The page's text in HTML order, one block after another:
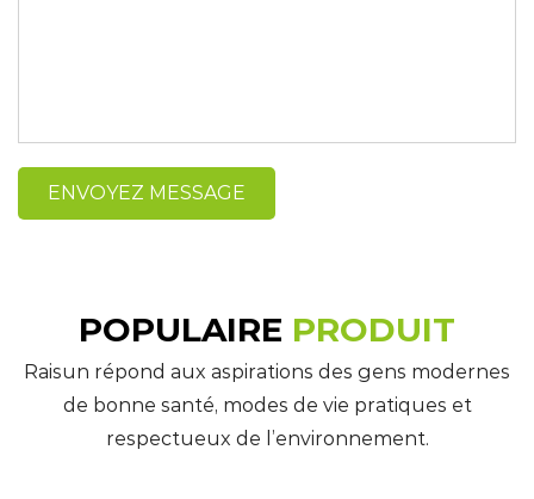
POPULAIRE PRODUIT
Raisun répond aux aspirations des gens modernes
de bonne santé, modes de vie pratiques et
respectueux de l’environnement.